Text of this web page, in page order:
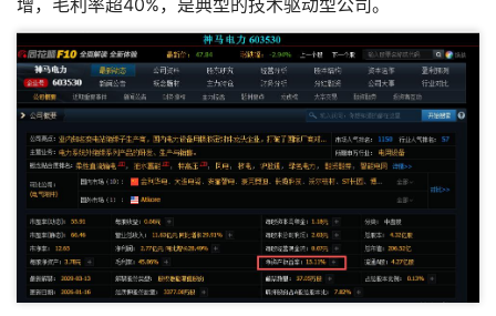
增，毛利率超40%，是典型的技术驱动型公司。